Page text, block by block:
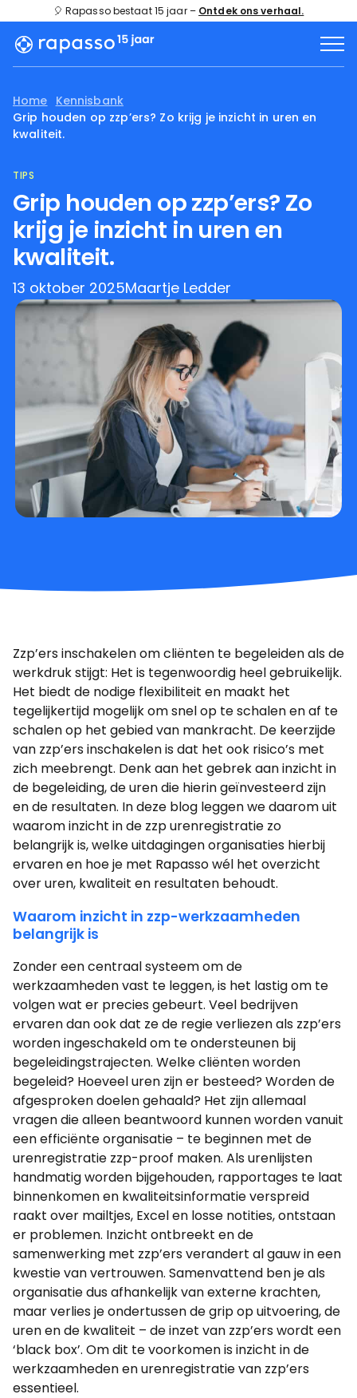
🎈 Rapasso bestaat 15 jaar – Ontdek ons verhaal.
Home Kennisbank
Grip houden op zzp’ers? Zo krijg je inzicht in uren en
kwaliteit.
TIPS
Grip houden op zzp’ers? Zo
krijg je inzicht in uren en
kwaliteit.
13 oktober 2025Maartje Ledder
Zzp’ers inschakelen om cliënten te begeleiden als de
werkdruk stijgt: Het is tegenwoordig heel gebruikelijk.
Het biedt de nodige flexibiliteit en maakt het
tegelijkertijd mogelijk om snel op te schalen en af te
schalen op het gebied van mankracht. De keerzijde
van zzp’ers inschakelen is dat het ook risico’s met
zich meebrengt. Denk aan het gebrek aan inzicht in
de begeleiding, de uren die hierin geïnvesteerd zijn
en de resultaten. In deze blog leggen we daarom uit
waarom inzicht in de zzp urenregistratie zo
belangrijk is, welke uitdagingen organisaties hierbij
ervaren en hoe je met Rapasso wél het overzicht
over uren, kwaliteit en resultaten behoudt.
Waarom inzicht in zzp-werkzaamheden
belangrijk is
Zonder een centraal systeem om de
werkzaamheden vast te leggen, is het lastig om te
volgen wat er precies gebeurt. Veel bedrijven
ervaren dan ook dat ze de regie verliezen als zzp’ers
worden ingeschakeld om te ondersteunen bij
begeleidingstrajecten. Welke cliënten worden
begeleid? Hoeveel uren zijn er besteed? Worden de
afgesproken doelen gehaald? Het zijn allemaal
vragen die alleen beantwoord kunnen worden vanuit
een efficiënte organisatie – te beginnen met de
urenregistratie zzp-proof maken. Als urenlijsten
handmatig worden bijgehouden, rapportages te laat
binnenkomen en kwaliteitsinformatie verspreid
raakt over mailtjes, Excel en losse notities, ontstaan
er problemen. Inzicht ontbreekt en de
samenwerking met zzp’ers verandert al gauw in een
kwestie van vertrouwen. Samenvattend ben je als
organisatie dus afhankelijk van externe krachten,
maar verlies je ondertussen de grip op uitvoering, de
uren en de kwaliteit – de inzet van zzp’ers wordt een
‘black box’. Om dit te voorkomen is inzicht in de
werkzaamheden en urenregistratie van zzp’ers
essentieel.